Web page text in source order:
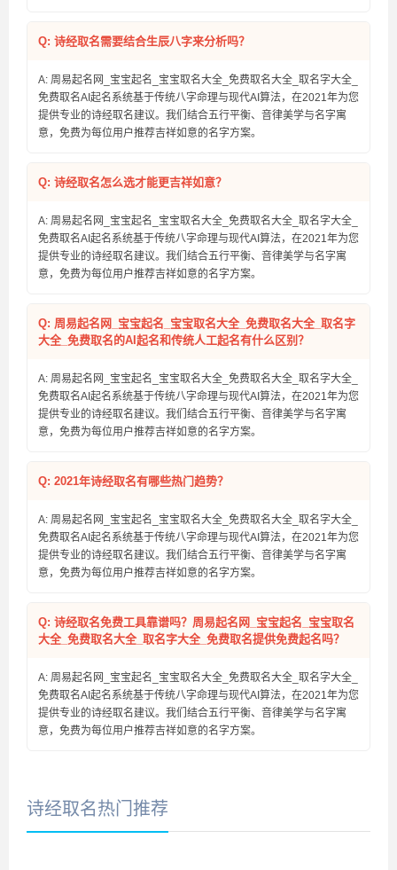
Q: 诗经取名需要结合生辰八字来分析吗？
A: 周易起名网_宝宝起名_宝宝取名大全_免费取名大全_取名字大全_
免费取名AI起名系统基于传统八字命理与现代AI算法，在2021年为您
提供专业的诗经取名建议。我们结合五行平衡、音律美学与名字寓
意，免费为每位用户推荐吉祥如意的名字方案。
Q: 诗经取名怎么选才能更吉祥如意？
A: 周易起名网_宝宝起名_宝宝取名大全_免费取名大全_取名字大全_
免费取名AI起名系统基于传统八字命理与现代AI算法，在2021年为您
提供专业的诗经取名建议。我们结合五行平衡、音律美学与名字寓
意，免费为每位用户推荐吉祥如意的名字方案。
Q: 周易起名网_宝宝起名_宝宝取名大全_免费取名大全_取名字
大全_免费取名的AI起名和传统人工起名有什么区别？
A: 周易起名网_宝宝起名_宝宝取名大全_免费取名大全_取名字大全_
免费取名AI起名系统基于传统八字命理与现代AI算法，在2021年为您
提供专业的诗经取名建议。我们结合五行平衡、音律美学与名字寓
意，免费为每位用户推荐吉祥如意的名字方案。
Q: 2021年诗经取名有哪些热门趋势？
A: 周易起名网_宝宝起名_宝宝取名大全_免费取名大全_取名字大全_
免费取名AI起名系统基于传统八字命理与现代AI算法，在2021年为您
提供专业的诗经取名建议。我们结合五行平衡、音律美学与名字寓
意，免费为每位用户推荐吉祥如意的名字方案。
Q: 诗经取名免费工具靠谱吗？周易起名网_宝宝起名_宝宝取名
大全_免费取名大全_取名字大全_免费取名提供免费起名吗？
A: 周易起名网_宝宝起名_宝宝取名大全_免费取名大全_取名字大全_
免费取名AI起名系统基于传统八字命理与现代AI算法，在2021年为您
提供专业的诗经取名建议。我们结合五行平衡、音律美学与名字寓
意，免费为每位用户推荐吉祥如意的名字方案。
诗经取名热门推荐